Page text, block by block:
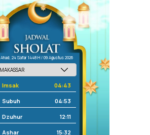
Ahad, 24 Safar 1448 H / 09 Agustus 2026
Imsak 04:43
Subuh 04:53
Dzuhur 12:11
Ashar 15:32